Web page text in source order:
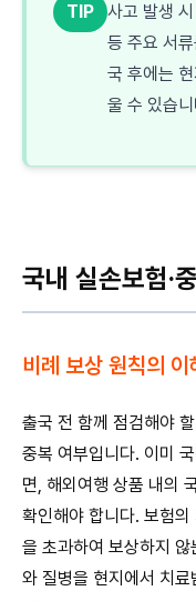
TIP 사고 발생
등 주요 서
국 후에는
울 수 있습
국내 실손보험·
비례 보상 원칙의 이
출국 전 함께 점검해야
중복 여부입니다. 이미
면, 해외여행 상품 내의
확인해야 합니다. 보험
을 초과하여 보상하지
와 질병을 현지에서 치료